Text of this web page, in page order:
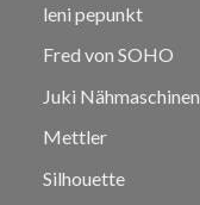
leni pepunkt
Fred von SOHO
Juki Nähmaschinen
Mettler
Silhouette